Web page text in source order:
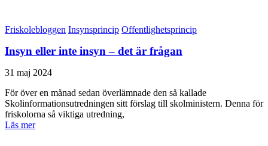
Friskolebloggen Insynsprincip Offentlighetsprincip
Insyn eller inte insyn – det är frågan
31 maj 2024
För över en månad sedan överlämnade den så kallade
Skolinformationsutredningen sitt förslag till skolministern. Denna för
friskolorna så viktiga utredning,
Läs mer